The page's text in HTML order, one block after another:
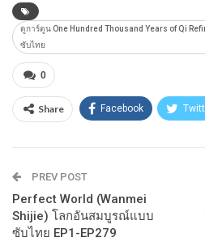
ดูการ์ตูน One Hundred Thousand Years of Qi
ซับไทย
0
Share Facebook
PREV POST
Perfect World (Wanmei
Shijie) โลกอันสมบูรณ์แบบ
ซับไทย EP1-EP279